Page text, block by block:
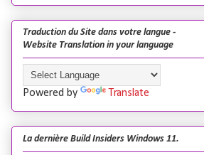
Traduction du Site dans votre langue -
Website Translation in your language
Powered by Translate
La dernière Build Insiders Windows 11.